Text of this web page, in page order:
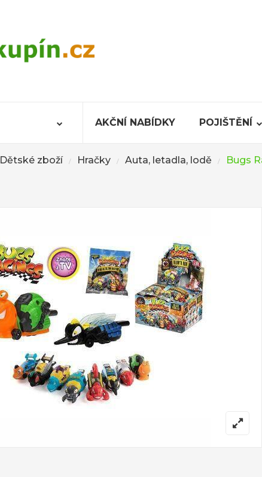
AKČNÍ NABÍDKY POJIŠTĚNÍ
Dětské zboží / Hračky / Auta, letadla, lodě / Bugs